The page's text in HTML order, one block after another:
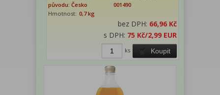
původu: Česko
001490
Hmotnost: 0,7 kg
bez DPH: 66,96 Kč
s DPH: 75 Kč/2,99 EUR
Koupit
ks